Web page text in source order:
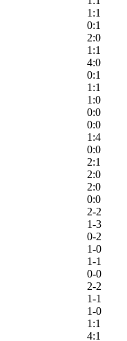
1:1
0:1
2:0
1:1
4:0
0:1
1:1
1:0
0:0
0:0
1:4
0:0
2:1
2:0
2:0
0:0
2-2
1-3
0-2
1-0
1-1
0-0
2-2
1-1
1-0
1:1
4:1